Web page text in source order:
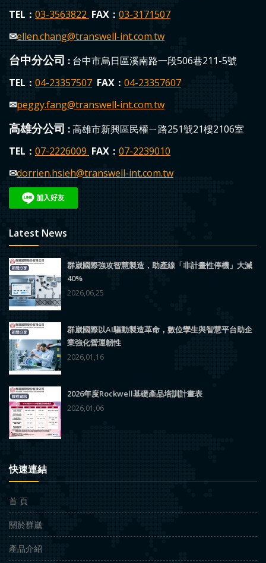
TEL： 03-3563822 FAX： 03-3171507
✉ellen.chang@transwell-int.com.tw
台中分公司 : 台中市烏日區溪南路一段506巷211-5號
TEL： 04-23357507 FAX： 04-23357607
✉peggy.fang@transwell-int.com.tw
高雄分公司 :高雄市新興區民權ㄧ路251號21樓2106室
TEL： 07-2226009 FAX： 07-2239010
✉dorrien.hsieh@transwell-int.com.tw
Latest News
群崴國際強攻智慧製造，助產線「非計畫性停機」大減
40%
2026,06,25
群崴國際以AI驅動製造革命，數位孿生與智慧平台助企
業強化營運韌性
2026,01,16
2026年度Rockwell基礎產品培訓計畫表
2026,01,06
快速連結
首 頁
關於群崴
產品介紹